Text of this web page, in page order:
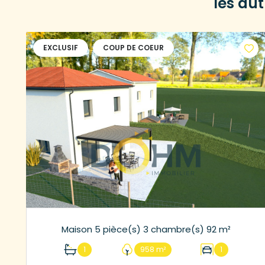
EXCLUSIF COUP DE COEUR
Maison 5 pièce(s) 3 chambre(s) 92 m²
1 958 m² 1